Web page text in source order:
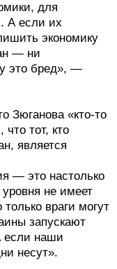
для
А если их
экономику
— ни
это бред», —
Зюганова «кто-то
тот, кто
является
— это настолько
уровня не имеет
враги могут
запускают
если наши
несут».